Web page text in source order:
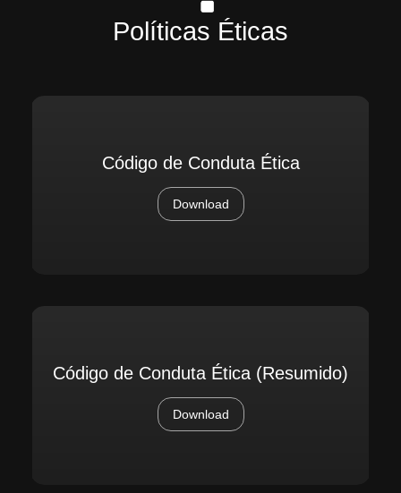
Políticas Éticas
Código de Conduta Ética
Download
Código de Conduta Ética (Resumido)
Download